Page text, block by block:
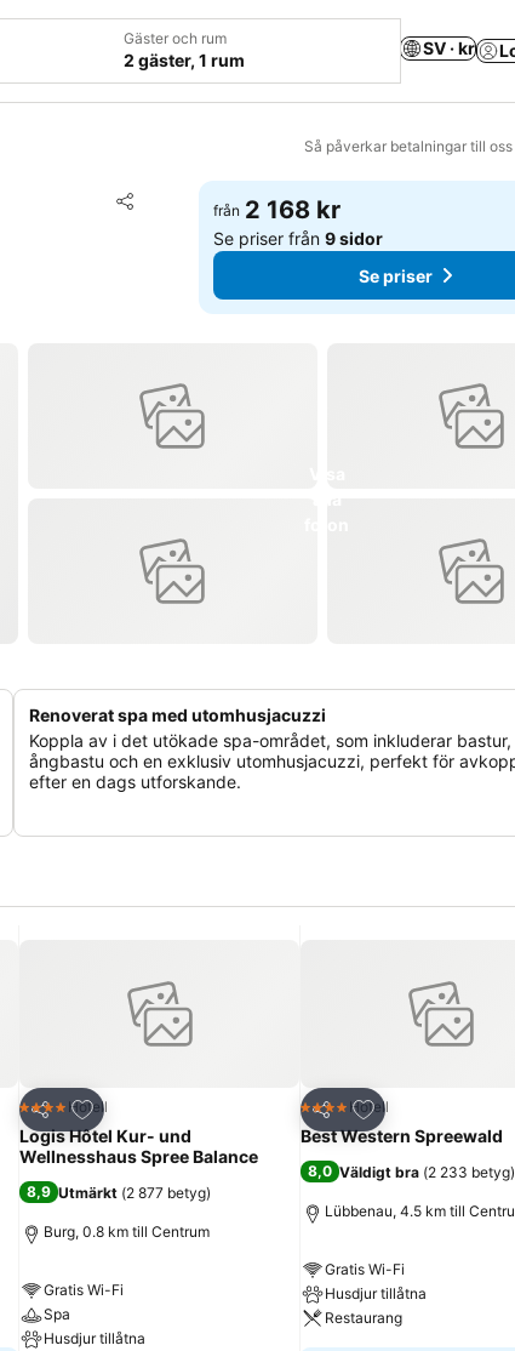
Gäster och rum
2 gäster, 1 rum
SV · kr
Så påverkar betalningar till
Dela
Lägg till i Mina Favoriter
från 2 168 kr
Se priser från9 sidor
Se priser
Renoverat spa med utomhusjacuzzi
Koppla av i det utökade spa-området, som inkluderar bastur,
ångbastu och en exklusiv utomhusjacuzzi, perfekt för
efter en dags utforskande.
Dela
Lägg till i Mina Favoriter
4 StjärnorHotell
Logis Hôtel Kur- und
Wellnesshaus Spree Balance
8,9 Utmärkt (2 877 betyg)
Burg, 0.8 km till Centrum
Gratis Wi-Fi
Spa
Husdjur tillåtna
Dela
Lägg till i Mina
4 StjärnorHotell
Best Western Spreewald
8,0 Väldigt bra (2 233 betyg)
Lübbenau, 4.5 km till
Gratis Wi-Fi
Husdjur tillåtna
Restaurang